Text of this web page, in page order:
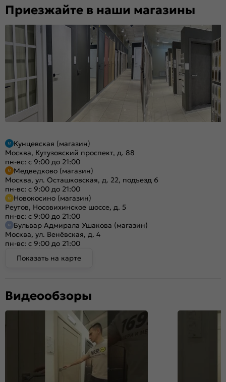
Приезжайте в наши магазины
Кунцевская (магазин)
Москва, Кутузовский проспект, д. 88
пн-вс: с 9:00 до 21:00
Медведково (магазин)
Москва, ул. Осташковская, д. 22, подъезд 6
пн-вс: с 9:00 до 21:00
Новокосино (магазин)
Реутов, Носовихинское шоссе, д. 5
пн-вс: с 9:00 до 21:00
Бульвар Адмирала Ушакова (магазин)
Москва, ул. Венёвская, д. 4
пн-вс: с 9:00 до 21:00
Показать на карте
Видеообзоры